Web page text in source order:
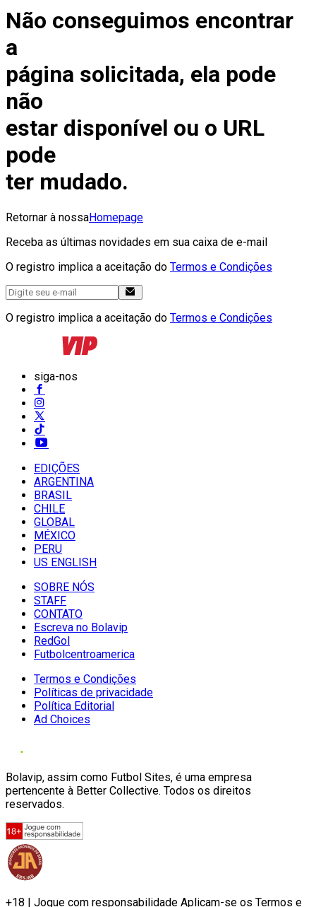
Não conseguimos encontrar
a
página solicitada, ela pode
não
estar disponível ou o URL
pode
ter mudado.
Retornar à nossaHomepage
Receba as últimas novidades em sua caixa de e-mail
O registro implica a aceitação do Termos e Condições
O registro implica a aceitação do Termos e Condições
siga-nos
EDIÇÕES
ARGENTINA
BRASIL
CHILE
GLOBAL
MÉXICO
PERU
US ENGLISH
SOBRE NÓS
STAFF
CONTATO
Escreva no Bolavip
RedGol
Futbolcentroamerica
Termos e Condições
Políticas de privacidade
Política Editorial
Ad Choices
Bolavip, assim como Futbol Sites, é uma empresa
pertencente à Better Collective. Todos os direitos
reservados.
+18 | Jogue com responsabilidade Aplicam-se os Termos e